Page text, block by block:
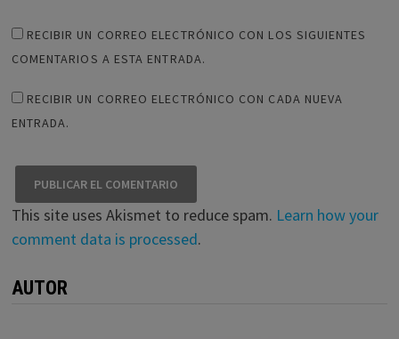
RECIBIR UN CORREO ELECTRÓNICO CON LOS SIGUIENTES
COMENTARIOS A ESTA ENTRADA.
RECIBIR UN CORREO ELECTRÓNICO CON CADA NUEVA
ENTRADA.
This site uses Akismet to reduce spam. Learn how your
comment data is processed.
AUTOR